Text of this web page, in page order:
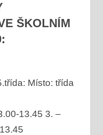
ŠKOLNÍM
Místo: třída
13.45 3. –